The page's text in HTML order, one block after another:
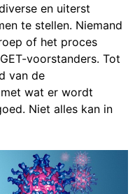
en uiterst
te stellen. Niemand
of het proces
voorstanders. Tot
van de
wat er wordt
Niet alles kan in